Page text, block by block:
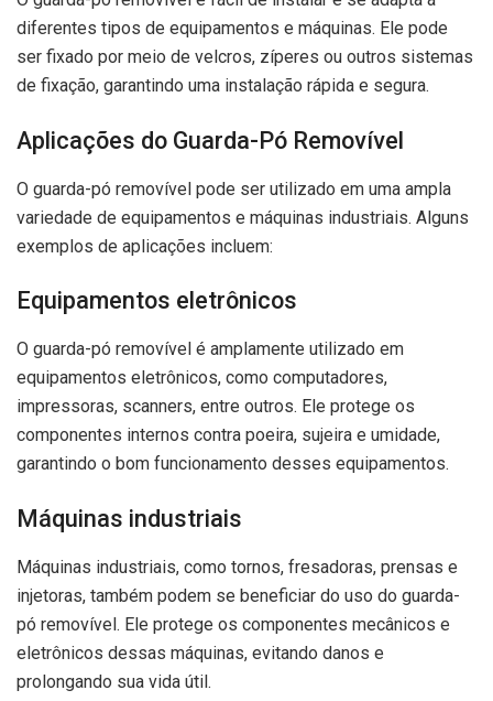
diferentes tipos de equipamentos e máquinas. Ele pode
ser fixado por meio de velcros, zíperes ou outros sistemas
de fixação, garantindo uma instalação rápida e segura.
Aplicações do Guarda-Pó Removível
O guarda-pó removível pode ser utilizado em uma ampla
variedade de equipamentos e máquinas industriais. Alguns
exemplos de aplicações incluem:
Equipamentos eletrônicos
O guarda-pó removível é amplamente utilizado em
equipamentos eletrônicos, como computadores,
impressoras, scanners, entre outros. Ele protege os
componentes internos contra poeira, sujeira e umidade,
garantindo o bom funcionamento desses equipamentos.
Máquinas industriais
Máquinas industriais, como tornos, fresadoras, prensas e
injetoras, também podem se beneficiar do uso do guarda-
pó removível. Ele protege os componentes mecânicos e
eletrônicos dessas máquinas, evitando danos e
prolongando sua vida útil.